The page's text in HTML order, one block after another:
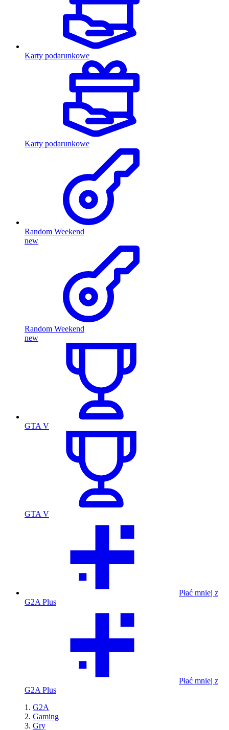
Karty podarunkowe
Karty podarunkowe
Random Weekend
new
Random Weekend
new
GTA V
GTA V
Płać mniej z
G2A Plus
Płać mniej z
G2A Plus
G2A
Gaming
Gry